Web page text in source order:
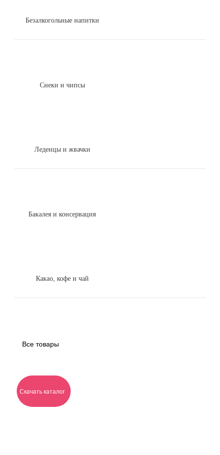
Безалкогольные напитки
Снеки и чипсы
Леденцы и жвачки
Бакалея и консервация
Какао, кофе и чай
Все товары
Скачать каталог